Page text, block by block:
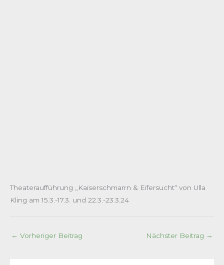
Theateraufführung „Kaiserschmarrn & Eifersucht“ von Ulla
Kling am 15.3.-17.3. und 22.3.-23.3.24
← Vorheriger Beitrag Nächster Beitrag →